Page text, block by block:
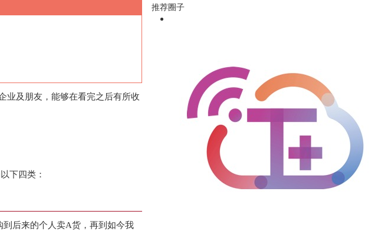
业及朋友，能够在看完之后有所收
下四类：
后来的个人卖A货，再到如今我
推荐圈子